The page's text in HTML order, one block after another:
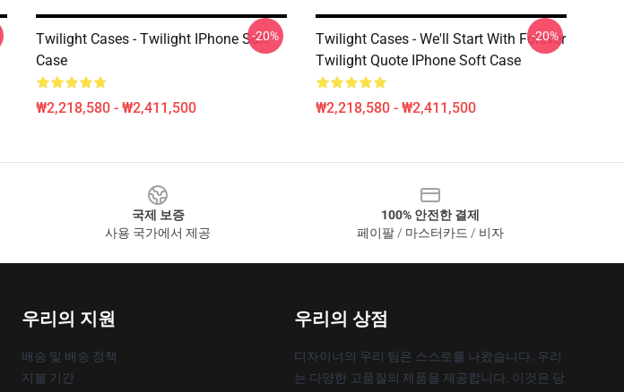
Twilight Cases - Twilight IPhone Soft
Case
₩2,218,580 - ₩2,411,500
-20%
Twilight Cases - We'll Start With Forever
Twilight Quote IPhone Soft Case
₩2,218,580 - ₩2,411,500
-20%
국제 보증
사용 국가에서 제공
100% 안전한 결제
페이팔 / 마스터카드 / 비자
우리의 지원
배송 및 배송 정책
지불 기간
우리의 상점
디자이너의 우리 팀은 스스로를 나왔습니다. 우리
는 다양한 고품질의 제품을 제공합니다. 이것은 당